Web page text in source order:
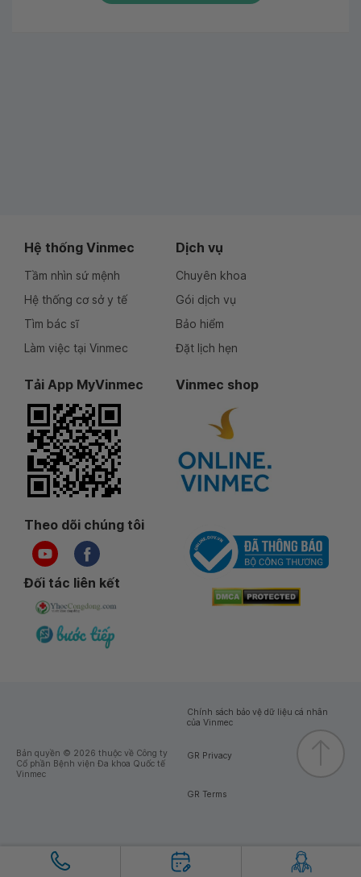
Hệ thống Vinmec
Tầm nhìn sứ mệnh
Hệ thống cơ sở y tế
Tìm bác sĩ
Làm việc tại Vinmec
Dịch vụ
Chuyên khoa
Gói dịch vụ
Bảo hiểm
Đặt lịch hẹn
Tải App MyVinmec Vinmec shop
Theo dõi chúng tôi
Đối tác liên kết
Bản quyền © 2026 thuộc về Công ty
Cổ phần Bệnh viện Đa khoa Quốc tế
Vinmec
Chính sách bảo vệ dữ liệu cá nhân
của Vinmec
GR Privacy
GR Terms